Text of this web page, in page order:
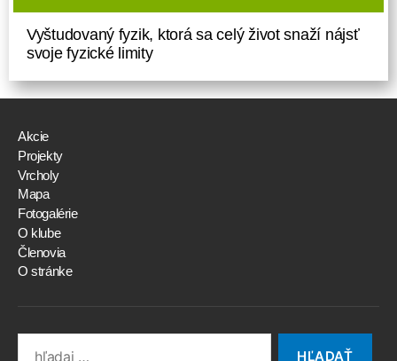
Vyštudovaný fyzik, ktorá sa celý život snaží nájsť
svoje fyzické limity
Akcie
Projekty
Vrcholy
Mapa
Fotogalérie
O klube
Členovia
O stránke